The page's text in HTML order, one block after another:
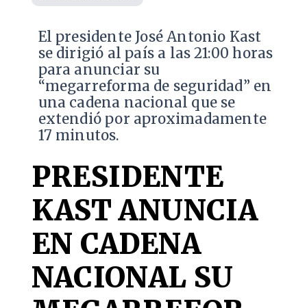
El presidente José Antonio Kast
se dirigió al país a las 21:00 horas
para anunciar su
“megarreforma de seguridad” en
una cadena nacional que se
extendió por aproximadamente
17 minutos.
PRESIDENTE
KAST ANUNCIA
EN CADENA
NACIONAL SU